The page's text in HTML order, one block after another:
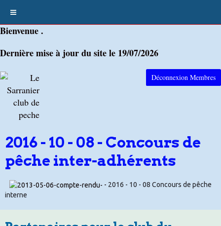
Bienvenue .
Dernière mise à jour du site le 19/07/2026
Déconnexion Membres
2016 - 10 - 08 - Concours de
pêche inter-adhérents
- 2016 - 10 - 08 Concours de pêche
interne